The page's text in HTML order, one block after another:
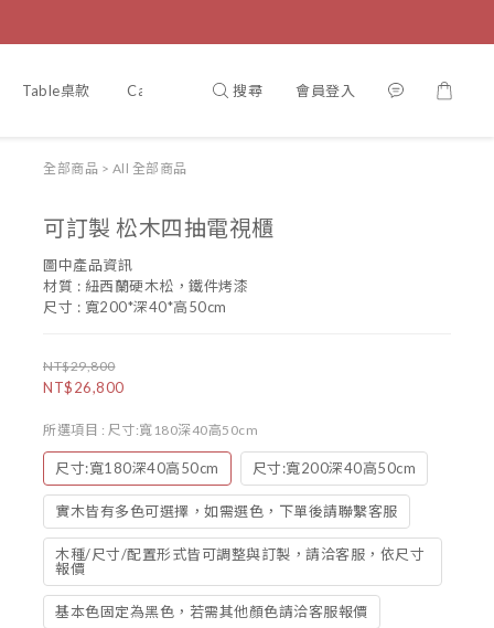
Table桌款 Cabinet櫃 Chair椅 Bed 床 案例分享
搜尋 會員登入
全部商品 > All 全部商品
可訂製 松木四抽電視櫃
圖中產品資訊
材質 : 紐西蘭硬木松，鐵件烤漆
尺寸 : 寬200*深40*高50cm
NT$29,800
NT$26,800
所選項目 : 尺寸:寬180深40高50cm
尺寸:寬180深40高50cm 尺寸:寬200深40高50cm
實木皆有多色可選擇，如需選色，下單後請聯繫客服
木種/尺寸/配置形式皆可調整與訂製，請洽客服，依尺寸
報價
基本色固定為黑色，若需其他顏色請洽客服報價